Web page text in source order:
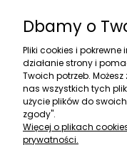
Dbamy o
Pliki cookies i
działanie strony i
Twoich potrzeb.
nas wszystkich tych
użycie plików do
zgody".
Więcej o plikach
prywatności.